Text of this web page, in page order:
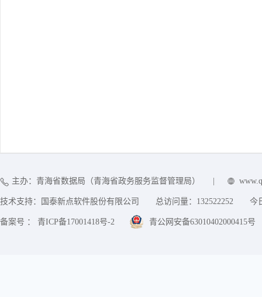
主办：青海省数据局（青海省政务服务监督管理局）
技术支持：国泰新点软件股份有限公司 总访问量： 132522252 今
备案号 ： 青ICP备17001418号-2 青公网安备63010402000415号